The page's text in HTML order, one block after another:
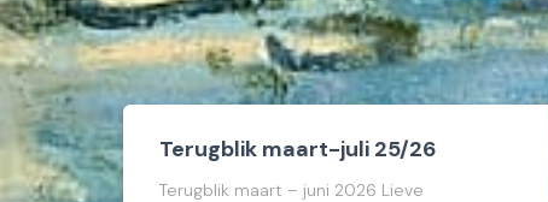
Terugblik maart-juli 25/26
Terugblik maart – juni 2026 Lieve